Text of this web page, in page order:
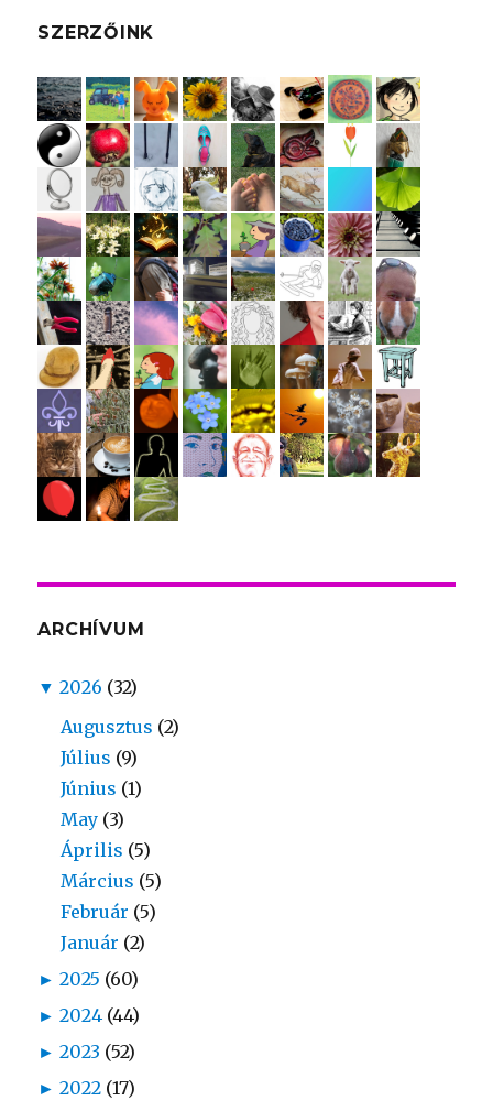
SZERZŐINK
ARCHÍVUM
▼ 2026 (32)
Augusztus (2)
Július (9)
Június (1)
May (3)
Április (5)
Március (5)
Február (5)
Január (2)
► 2025 (60)
► 2024 (44)
► 2023 (52)
► 2022 (17)